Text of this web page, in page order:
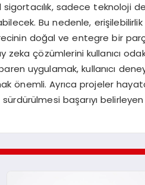
sadece teknoloji
Bu nedenle, erişilebilirlik
doğal ve entegre bir
çözümlerini kullanıcı
uygulamak, kullanıcı
önemli. Ayrıca projeler
başarıyı